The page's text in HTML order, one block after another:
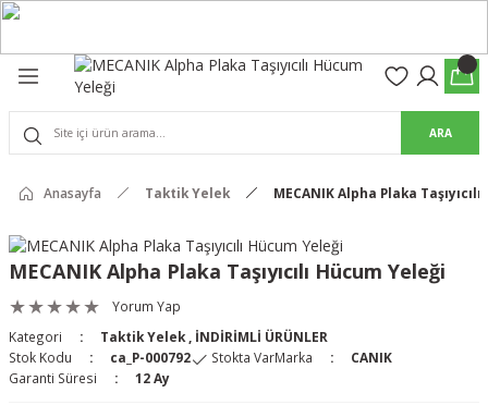
Pro Pantolon
Pantolon
& Kalkanlar
Well) ve Arka Kabzalar
ARA
Anasayfa Taktik Yelek MECANIK Alpha Plaka
MECANIK Alpha Plaka Taşıyıcılı Hücum Yeleği
Yorum Yap
Kategori
Taktik Yelek
İNDİRİMLİ ÜRÜNLER
Stok Kodu
ca_P-000792 Stokta VarMarka
CANIK
Garanti Süresi
12 Ay